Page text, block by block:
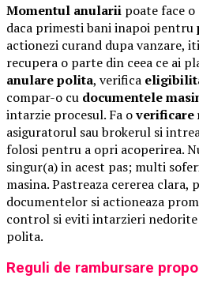
Momentul anularii poate face
daca primesti bani inapoi pentru
actionezi curand dupa vanzare,
recupera o parte din ceea ce ai
anulare polita, verifica
compar-o cu documentele
intarzie procesul. Fa overificare
asiguratorul sau brokerul si
folosi pentru a opri acoperirea.
singur(a) in acest pas; multi
masina. Pastreaza cererea
documentelor si actioneaza
control si eviti intarzieri nedorite
polita.
Reguli de rambursare